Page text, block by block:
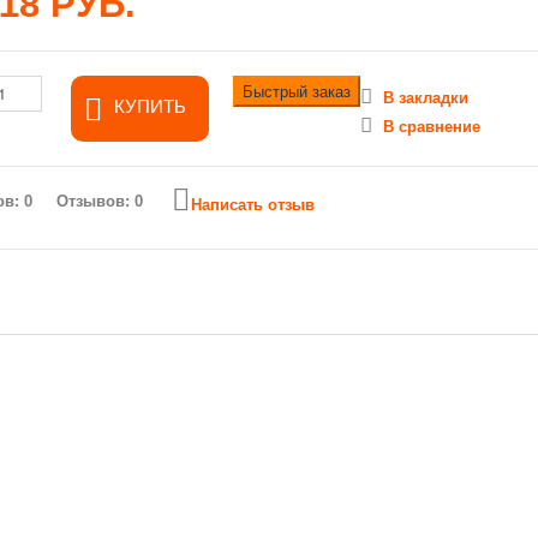
КУПИТЬ
Быстрый заказ
В закладки
В сравнение
Отзывов: 0 Написать отзыв